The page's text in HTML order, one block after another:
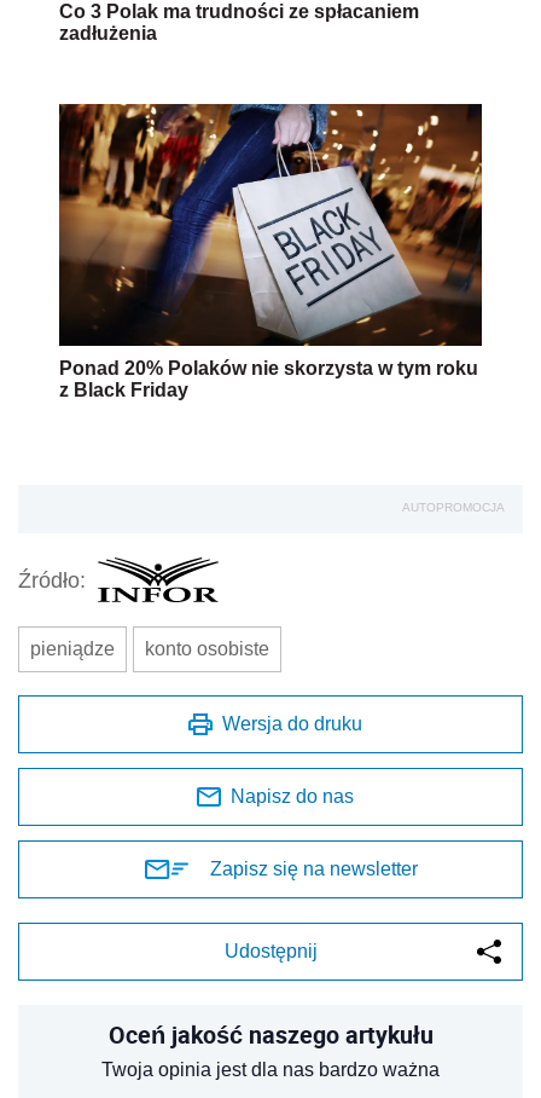
Co 3 Polak ma trudności ze spłacaniem
zadłużenia
Ponad 20% Polaków nie skorzysta w tym roku
z Black Friday
AUTOPROMOCJA
Źródło:
pieniądze konto osobiste
Wersja do druku
Napisz do nas
Zapisz się na newsletter
Udostępnij
Oceń jakość naszego artykułu
Twoja opinia jest dla nas bardzo ważna